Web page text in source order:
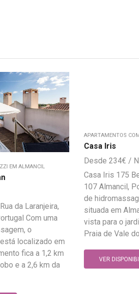
EM ALMANCIL
da Laranjeira,
Com uma
o
localizado em
fica a 1,2 km
e a 2,6 km da
APARTAMENTOS
Casa Iris
234€
Casa Iris 175
107 Almancil,
de
situada em
vista para o
Praia de Vale
VER